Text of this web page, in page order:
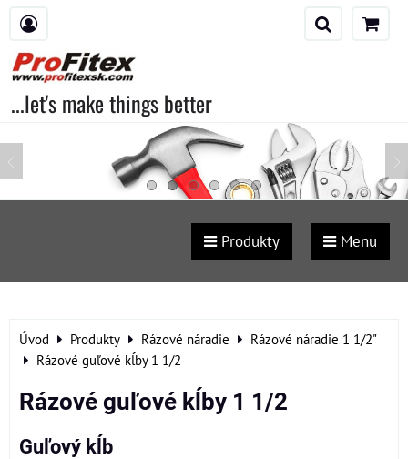
...let's make things better
Produkty Menu
Úvod Produkty Rázové náradie
Rázové náradie 1 1/2"
Rázové guľové kĺby 1 1/2
Rázové guľové kĺby 1 1/2
Guľový kĺb